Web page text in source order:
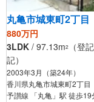
丸亀市城東町2丁目
880万円
3LDK / 97.13m2 （登
記）
2003年3月（築24年）
香川県丸亀市城東町2丁目
予讃線 「丸亀」駅 徒歩19